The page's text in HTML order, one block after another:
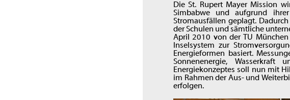
Die St. Rupert Mayer Mission
Simbabwe und aufgrund
Stromausfällen geplagt.
der Schulen und sämtliche
April 2010 von der TU
Inselsystem zur
Energieformen basiert.
Sonnenenergie, Wasserkraft
Energiekonzeptes soll nun mit
im Rahmen der Aus- und
erfolgen.